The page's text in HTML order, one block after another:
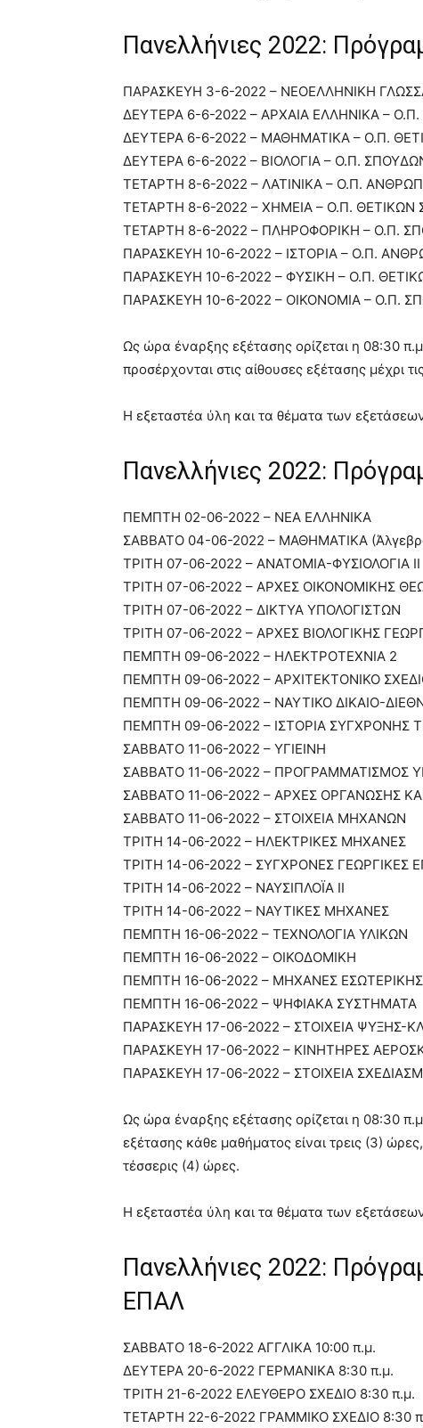
Πανελλήνιες 2022:
ΠΑΡΑΣΚΕΥΗ 3-6-2022 – ΝΕΟΕΛΛΗΝΙΚΗ
ΔΕΥΤΕΡΑ 6-6-2022 – ΑΡΧΑΙΑ ΕΛΛΗΝΙΚΑ –
ΔΕΥΤΕΡΑ 6-6-2022 – ΜΑΘΗΜΑΤΙΚΑ – Ο.Π.
ΔΕΥΤΕΡΑ 6-6-2022 – ΒΙΟΛΟΓΙΑ – Ο.Π.
ΤΕΤΑΡΤΗ 8-6-2022 – ΛΑΤΙΝΙΚΑ – Ο.Π.
ΤΕΤΑΡΤΗ 8-6-2022 – ΧΗΜΕΙΑ – Ο.Π.
ΤΕΤΑΡΤΗ 8-6-2022 – ΠΛΗΡΟΦΟΡΙΚΗ – Ο.Π.
ΠΑΡΑΣΚΕΥΗ 10-6-2022 – ΙΣΤΟΡΙΑ – Ο.Π.
ΠΑΡΑΣΚΕΥΗ 10-6-2022 – ΦΥΣΙΚΗ – Ο.Π.
ΠΑΡΑΣΚΕΥΗ 10-6-2022 – ΟΙΚΟΝΟΜΙΑ – Ο.Π.
Ως ώρα έναρξης εξέτασης ορίζεται η 08:30
προσέρχονται στις αίθουσες εξέτασης μέχρι
Η εξεταστέα ύλη και τα θέματα των
Πανελλήνιες 2022:
ΠΕΜΠΤΗ 02-06-2022 – ΝΕΑ ΕΛΛΗΝΙΚΑ
ΣΑΒΒΑΤΟ 04-06-2022 – ΜΑΘΗΜΑΤΙΚΑ
ΤΡΙΤΗ 07-06-2022 – ΑΝΑΤΟΜΙΑ-ΦΥΣΙΟΛΟΓΙΑ II
ΤΡΙΤΗ 07-06-2022 – ΑΡΧΕΣ ΟΙΚΟΝΟΜΙΚΗΣ
ΤΡΙΤΗ 07-06-2022 – ΔΙΚΤΥΑ ΥΠΟΛΟΓΙΣΤΩΝ
ΤΡΙΤΗ 07-06-2022 – ΑΡΧΕΣ ΒΙΟΛΟΓΙΚΗΣ
ΠΕΜΠΤΗ 09-06-2022 – ΗΛΕΚΤΡΟΤΕΧΝΙΑ 2
ΠΕΜΠΤΗ 09-06-2022 – ΑΡΧΙΤΕΚΤΟΝΙΚΟ
ΠΕΜΠΤΗ 09-06-2022 – ΝΑΥΤΙΚΟ ΔΙΚΑΙΟ-
ΠΕΜΠΤΗ 09-06-2022 – ΙΣΤΟΡΙΑ ΣΥΓΧΡΟΝΗΣ
ΣΑΒΒΑΤΟ 11-06-2022 – ΥΓΙΕΙΝΗ
ΣΑΒΒΑΤΟ 11-06-2022 – ΠΡΟΓΡΑΜΜΑΤΙΣΜΟΣ
ΣΑΒΒΑΤΟ 11-06-2022 – ΑΡΧΕΣ ΟΡΓΑΝΩΣΗΣ
ΣΑΒΒΑΤΟ 11-06-2022 – ΣΤΟΙΧΕΙΑ ΜΗΧΑΝΩΝ
ΤΡΙΤΗ 14-06-2022 – ΗΛΕΚΤΡΙΚΕΣ ΜΗΧΑΝΕΣ
ΤΡΙΤΗ 14-06-2022 – ΣΥΓΧΡΟΝΕΣ ΓΕΩΡΓΙΚΕΣ
ΤΡΙΤΗ 14-06-2022 – ΝΑΥΣΙΠΛΟΪΑ ΙΙ
ΤΡΙΤΗ 14-06-2022 – ΝΑΥΤΙΚΕΣ ΜΗΧΑΝΕΣ
ΠΕΜΠΤΗ 16-06-2022 – ΤΕΧΝΟΛΟΓΙΑ ΥΛΙΚΩΝ
ΠΕΜΠΤΗ 16-06-2022 – ΟΙΚΟΔΟΜΙΚΗ
ΠΕΜΠΤΗ 16-06-2022 – ΜΗΧΑΝΕΣ ΕΣΩΤΕΡΙΚΗΣ
ΠΕΜΠΤΗ 16-06-2022 – ΨΗΦΙΑΚΑ ΣΥΣΤΗΜΑΤΑ
ΠΑΡΑΣΚΕΥΗ 17-06-2022 – ΣΤΟΙΧΕΙΑ ΨΥΞΗΣ-
ΠΑΡΑΣΚΕΥΗ 17-06-2022 – ΚΙΝΗΤΗΡΕΣ
ΠΑΡΑΣΚΕΥΗ 17-06-2022 – ΣΤΟΙΧΕΙΑ
Ως ώρα έναρξης εξέτασης ορίζεται η 08:30
εξέτασης κάθε μαθήματος είναι τρεις (3)
τέσσερις (4) ώρες.
Η εξεταστέα ύλη και τα θέματα των
Πανελλήνιες 2022:
ΕΠΑΛ
ΣΑΒΒΑΤΟ 18-6-2022 ΑΓΓΛΙΚΑ 10:00 π.μ.
ΔΕΥΤΕΡΑ 20-6-2022 ΓΕΡΜΑΝΙΚΑ 8:30 π.μ.
ΤΡΙΤΗ 21-6-2022 ΕΛΕΥΘΕΡΟ ΣΧΕΔΙΟ 8:30 π.μ.
ΤΕΤΑΡΤΗ 22-6-2022 ΓΡΑΜΜΙΚΟ ΣΧΕΔΙΟ 8:30